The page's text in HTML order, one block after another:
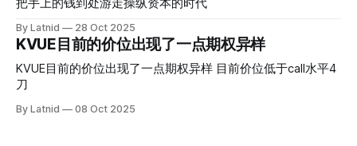
把手上的钱到处游走操纵资本的时代
By Latnid 28 Oct 2025
KVUE目前的价位出现了一点期权异样
KVUE目前的价位出现了一点期权异样 目前价位低于call水平4
刀
By Latnid 08 Oct 2025